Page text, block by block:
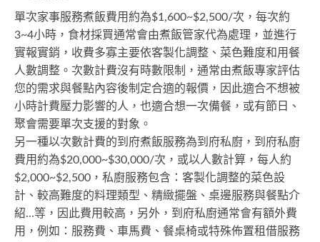
單次家事服務煮飯費用約為$1,600~$2,500/次，每次約
3~4小時，食材採買通常會由煮飯管家代為處理，並進行
實報實銷，收費多寡主要依客製化調整、菜色難度和用餐
人數調整。次數計費沒有時數限制，通常由煮飯專家評估
您的需求與餐點內容後制定合適的報價，因此適合不想被
小時計費壓力影響的人，也適合想一次備餐，或有節日、
聚會需要單次支援的對象。
另一種以次數計費的到府煮飯服務為到府私廚，到府私廚
費用約為$20,000~$30,000/次，或以人數計算，每人約
$2,000~$2,500，私廚服務包含：客製化調整的菜色設
計、較高難度的料理類型、精緻擺盤、桌邊服務與餐點介
紹...等，因此費用較高，另外，到府私廚通常會有額外費
用，例如：服務費、車馬費、餐桌椅或特殊佈置租借服務